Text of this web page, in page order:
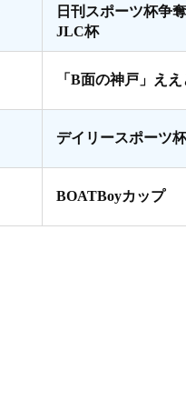
日刊スポーツ杯争
JLC杯
「B面の神戸」え
デイリースポーツ
BOATBoyカップ